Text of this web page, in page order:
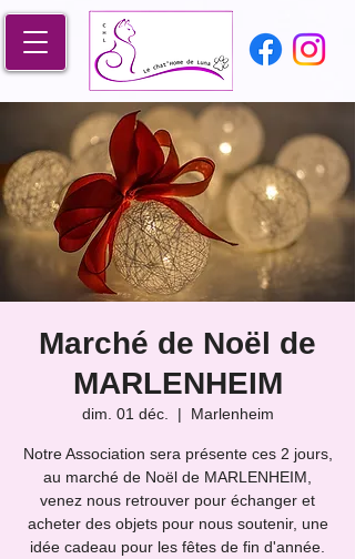
Marché de Noël de
MARLENHEIM
dim. 01 déc.
  |
Marlenheim
Notre Association sera présente ces 2 jours,
au marché de Noël de MARLENHEIM,
venez nous retrouver pour échanger et
acheter des objets pour nous soutenir, une
idée cadeau pour les fêtes de fin d'année.